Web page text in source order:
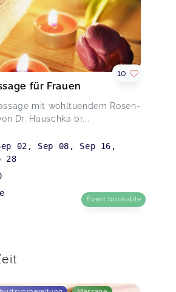
für Frauen
mit wohltuendem Rosen-
Dr. Hauschka br...
10
02 , Sep 08 , Sep 16 ,
28
Event bookable